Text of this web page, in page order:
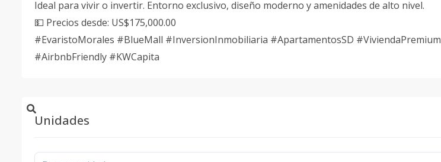
Ideal para vivir o invertir. Entorno exclusivo, diseño moderno y amenidades de alto nivel.
💵 Precios desde: US$175,000.00
#EvaristoMorales #BlueMall #InversionInmobiliaria #ApartamentosSD #ViviendaPremium
#AirbnbFriendly #KWCapita
Unidades